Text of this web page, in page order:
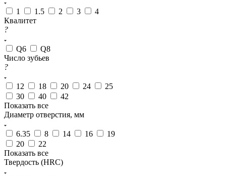
1 1.5 2 3
4
Квалитет
?
Q6
Q8
Число зубьев
?
12 18 20 24
25
30
40
42
Показать все
Диаметр отверстия, мм
6.35 8 14 16
19
20
22
Показать все
Твердость (HRC)